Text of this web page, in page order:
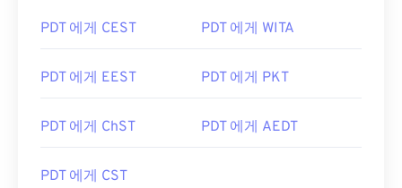
PDT 에게 CEST PDT 에게 WITA
PDT 에게 EEST PDT 에게 PKT
PDT 에게 ChST PDT 에게 AEDT
PDT 에게 CST